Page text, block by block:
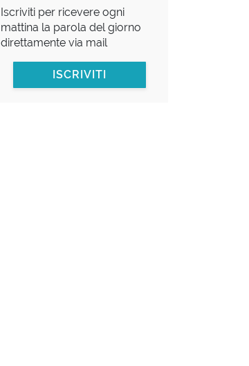
Iscriviti per ricevere ogni
mattina la parola del giorno
direttamente via mail
ISCRIVITI